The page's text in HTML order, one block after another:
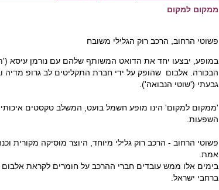
ממקום למקום
פשוטי הרחוב, הרכב רוק הגלילי משובח
במופע, יבצעו יחד את הדואט המשותף שלהם עם נורמן עיסא
הבכורה. אלבום שהופק על ידי חברת התקליטים לב גרופ מדיה
גבעתי ('שוטי הנבואה').
'ממקום למקום' הינו מופע חשמל בועט, המשלב טקסטים
השפעות.
פשוטי הרחוב - הרכב רוק גלילי מיוחד, היוצר מוסיקה מקורית
אמת.
בימים אלו ממש עובדים חברי ההרכב על חומרים לקראת
ברחבי ישראל.